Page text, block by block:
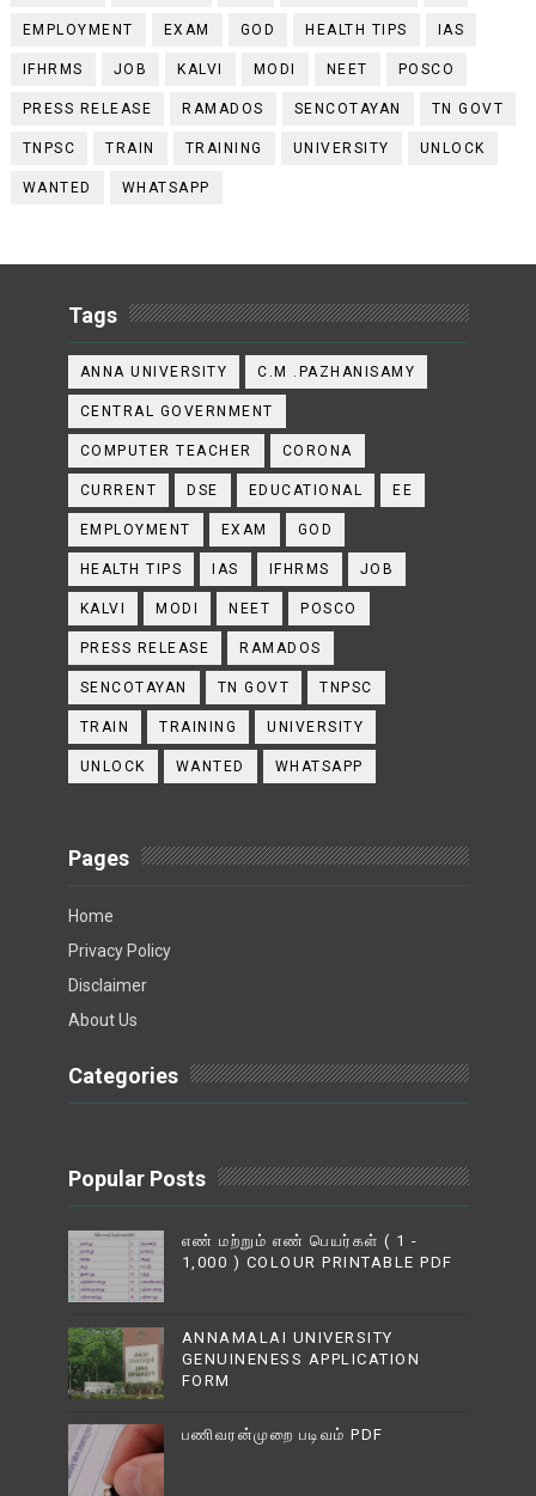
EMPLOYMENT EXAM GOD HEALTH TIPS IAS
IFHRMS JOB KALVI MODI NEET POSCO
PRESS RELEASE RAMADOS SENCOTAYAN TN GOVT
TNPSC TRAIN TRAINING UNIVERSITY UNLOCK
WANTED WHATSAPP
Tags
ANNA UNIVERSITY C.M .PAZHANISAMY
CENTRAL GOVERNMENT
COMPUTER TEACHER CORONA
CURRENT DSE EDUCATIONAL EE
EMPLOYMENT EXAM GOD
HEALTH TIPS IAS IFHRMS JOB
KALVI MODI NEET POSCO
PRESS RELEASE RAMADOS
SENCOTAYAN TN GOVT TNPSC
TRAIN TRAINING UNIVERSITY
UNLOCK WANTED WHATSAPP
Pages
Home
Privacy Policy
Disclaimer
About Us
Categories
Popular Posts
எண் மற்றும் எண் பெயர்கள் ( 1 -
1,000 ) COLOUR PRINTABLE PDF
ANNAMALAI UNIVERSITY
GENUINENESS APPLICATION
FORM
பணிவரன்முறை படிவம் PDF